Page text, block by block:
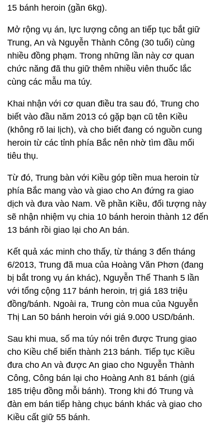
15 bánh heroin (gần 6kg).
Mở rộng vụ án, lực lượng công an tiếp tục bắt giữ
Trung, An và Nguyễn Thành Công (30 tuổi) cùng
nhiều đồng phạm. Trong những lần này cơ quan
chức năng đã thu giữ thêm nhiều viên thuốc lắc
cùng các mẫu ma túy.
Khai nhận với cơ quan điều tra sau đó, Trung cho
biết vào đầu năm 2013 có gặp bạn cũ tên Kiều
(không rõ lai lịch), và cho biết đang có nguồn cung
heroin từ các tỉnh phía Bắc nên nhờ tìm đầu mối
tiêu thụ.
Từ đó, Trung bàn với Kiều góp tiền mua heroin từ
phía Bắc mang vào và giao cho An đứng ra giao
dịch và đưa vào Nam. Về phần Kiều, đối tượng này
sẽ nhận nhiệm vụ chia 10 bánh heroin thành 12 đến
13 bánh rồi giao lại cho An bán.
Kết quả xác minh cho thấy, từ tháng 3 đến tháng
6/2013, Trung đã mua của Hoàng Văn Phơn (đang
bị bắt trong vụ án khác), Nguyễn Thế Thanh 5 lần
với tổng cộng 117 bánh heroin, trị giá 183 triệu
đồng/bánh. Ngoài ra, Trung còn mua của Nguyễn
Thị Lan 50 bánh heroin với giá 9.000 USD/bánh.
Sau khi mua, số ma túy nói trên được Trung giao
cho Kiều chế biến thành 213 bánh. Tiếp tục Kiều
đưa cho An và được An giao cho Nguyễn Thành
Công, Công bán lại cho Hoàng Anh 81 bánh (giá
185 triệu đồng mỗi bánh). Trong khi đó Trung và
đàn em bán tiếp hàng chục bánh khác và giao cho
Kiều cất giữ 55 bánh.